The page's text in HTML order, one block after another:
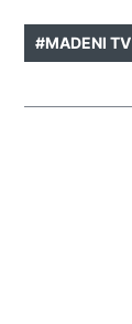
#MADENI TV